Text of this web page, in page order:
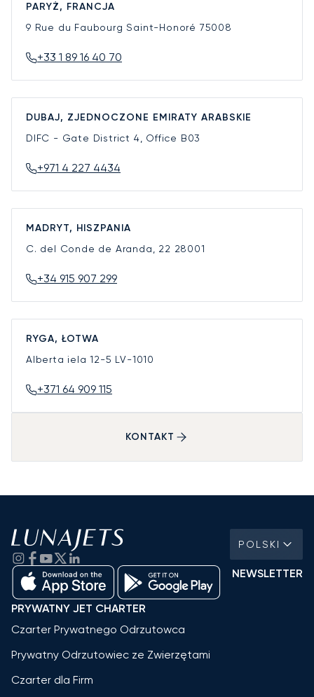
PARYŻ, FRANCJA
9 Rue du Faubourg Saint-Honoré 75008
+33 1 89 16 40 70
DUBAJ, ZJEDNOCZONE EMIRATY ARABSKIE
DIFC - Gate District 4, Office B03
+971 4 227 4434
MADRYT, HISZPANIA
C. del Conde de Aranda, 22 28001
+34 915 907 299
RYGA, ŁOTWA
Alberta iela 12-5 LV-1010
+371 64 909 115
KONTAKT
POLSKI
NEWSLETTER
PRYWATNY JET CHARTER
Czarter Prywatnego Odrzutowca
Prywatny Odrzutowiec ze Zwierzętami
Czarter dla Firm